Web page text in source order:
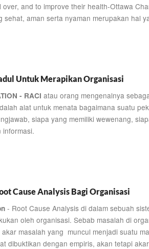
over, and to improve their health-Ottawa
sehat, aman serta nyaman merupakan hal
Untuk Merapikan Organisasi
- RACI atau orang mengenalnya
alat untuk menata bagaimana suatu
siapa yang memiliki wewenang,
informasi.
Cause Analysis Bagi Organisasi
- Root Cause Analysis di dalam sebuah
oleh organisasi. Sebab masalah di
masalah yang muncul menjadi suatu
dibuktikan dengan empiris, akan tetapi